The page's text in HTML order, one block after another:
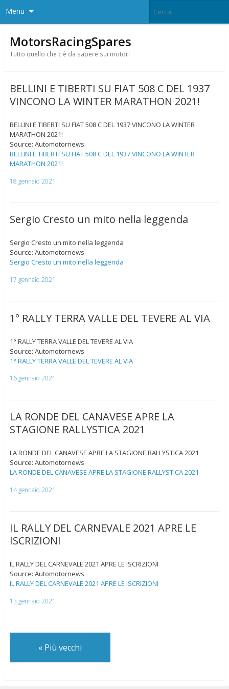
Menu
MotorsRacingSpares
Tutto quello che c'è da sapere sui motori
BELLINI E TIBERTI SU FIAT 508 C DEL 1937
VINCONO LA WINTER MARATHON 2021!
BELLINI E TIBERTI SU FIAT 508 C DEL 1937 VINCONO LA WINTER
MARATHON 2021!
Source: Automotornews
BELLINI E TIBERTI SU FIAT 508 C DEL 1937 VINCONO LA WINTER
MARATHON 2021!
18 gennaio 2021
Sergio Cresto un mito nella leggenda
Sergio Cresto un mito nella leggenda
Source: Automotornews
Sergio Cresto un mito nella leggenda
17 gennaio 2021
1° RALLY TERRA VALLE DEL TEVERE AL VIA
1° RALLY TERRA VALLE DEL TEVERE AL VIA
Source: Automotornews
1° RALLY TERRA VALLE DEL TEVERE AL VIA
16 gennaio 2021
LA RONDE DEL CANAVESE APRE LA
STAGIONE RALLYSTICA 2021
LA RONDE DEL CANAVESE APRE LA STAGIONE RALLYSTICA 2021
Source: Automotornews
LA RONDE DEL CANAVESE APRE LA STAGIONE RALLYSTICA 2021
14 gennaio 2021
IL RALLY DEL CARNEVALE 2021 APRE LE
ISCRIZIONI
IL RALLY DEL CARNEVALE 2021 APRE LE ISCRIZIONI
Source: Automotornews
IL RALLY DEL CARNEVALE 2021 APRE LE ISCRIZIONI
13 gennaio 2021
«Più vecchi